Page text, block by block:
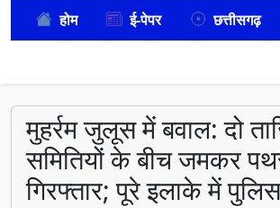
होम ई-पेपर छत्तीसगढ़
मुहर्रम जुलूस में बवाल: दो
समितियों के बीच जमकर
गिरफ्तार; पूरे इलाके में